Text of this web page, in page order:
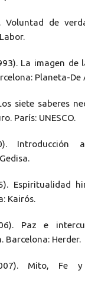
Voluntad de
La imagen de
Planeta-De
siete saberes
París: UNESCO.
Introducción
Espiritualidad
Kairós.
Paz e
Barcelona: Herder.
Mito, Fe y